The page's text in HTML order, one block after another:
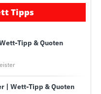
Tipps
Tipp & Quoten
| Wett-Tipp & Quoten